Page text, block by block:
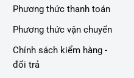
Phương thức thanh toán
Phương thức vận chuyển
Chính sách kiểm hàng -
đổi trả